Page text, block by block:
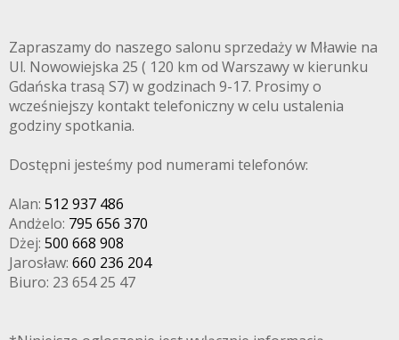
Zapraszamy do naszego salonu sprzedaży w Mławie na
Ul. Nowowiejska 25 ( 120 km od Warszawy w kierunku
Gdańska trasą S7) w godzinach 9-17. Prosimy o
wcześniejszy kontakt telefoniczny w celu ustalenia
godziny spotkania.
Dostępni jesteśmy pod numerami telefonów:
Alan: 512 937 486
Andżelo: 795 656 370
Dżej: 500 668 908
Jarosław: 660 236 204
Biuro: 23 654 25 47